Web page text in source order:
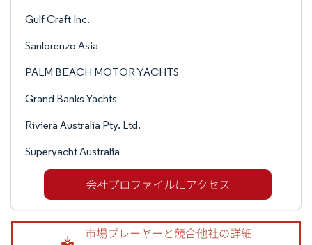
Gulf Craft Inc.
Sanlorenzo Asia
PALM BEACH MOTOR YACHTS
Grand Banks Yachts
Riviera Australia Pty. Ltd.
Superyacht Australia